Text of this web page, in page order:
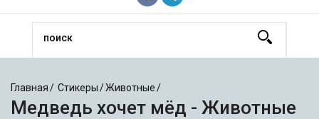
Главная Стикеры Животные
Медведь хочет мёд - Животные